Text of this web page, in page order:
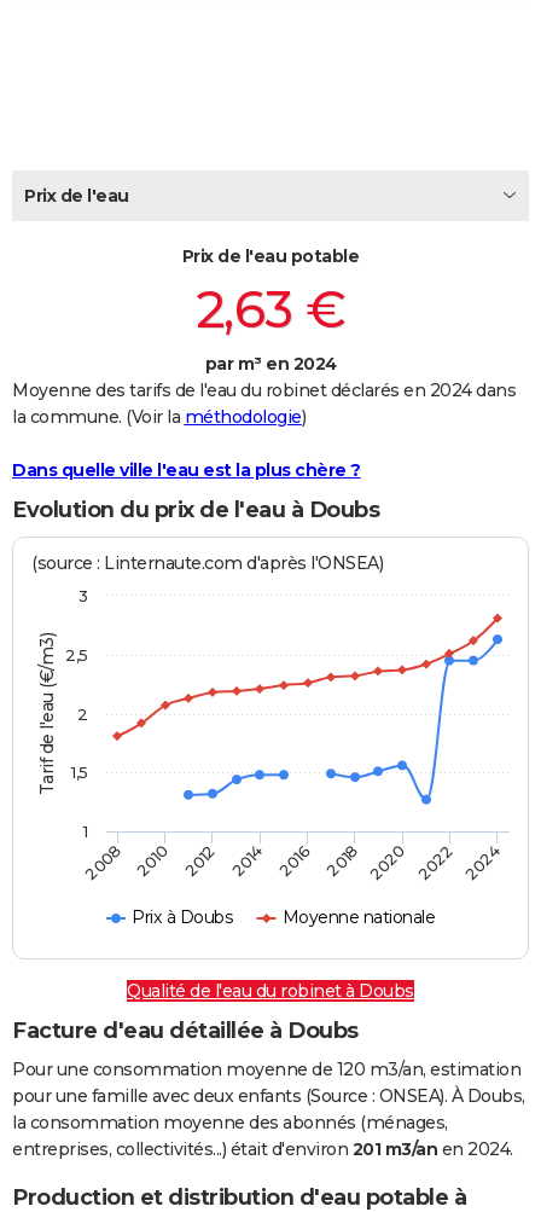
FORUM
Bricolage
Lifestyle
Culture
Sport
Auto
Television
Voyage
Cinema
Prix de l'eau
Prix de l'eau potable
2,63 €
par m³ en 2024
Moyenne des tarifs de l'eau du robinet déclarés en 2024 dans
la commune. (Voir la méthodologie)
Dans quelle ville l'eau est la plus chère ?
Evolution du prix de l'eau à Doubs
Tarif de l'eau (€/m3)
(source : Linternaute.com d'après l'ONSEA)
Prix à Doubs Moyenne nationale
2008 2010 2012 2014 2016 2018 2020 2022 2024
1
1,5
2
2,5
3
Qualité de l'eau du robinet à Doubs
Facture d'eau détaillée à Doubs
Pour une consommation moyenne de 120 m3/an, estimation
pour une famille avec deux enfants (Source : ONSEA). À Doubs,
la consommation moyenne des abonnés (ménages,
entreprises, collectivités...) était d'environ 201 m3/an en 2024.
Production et distribution d'eau potable à